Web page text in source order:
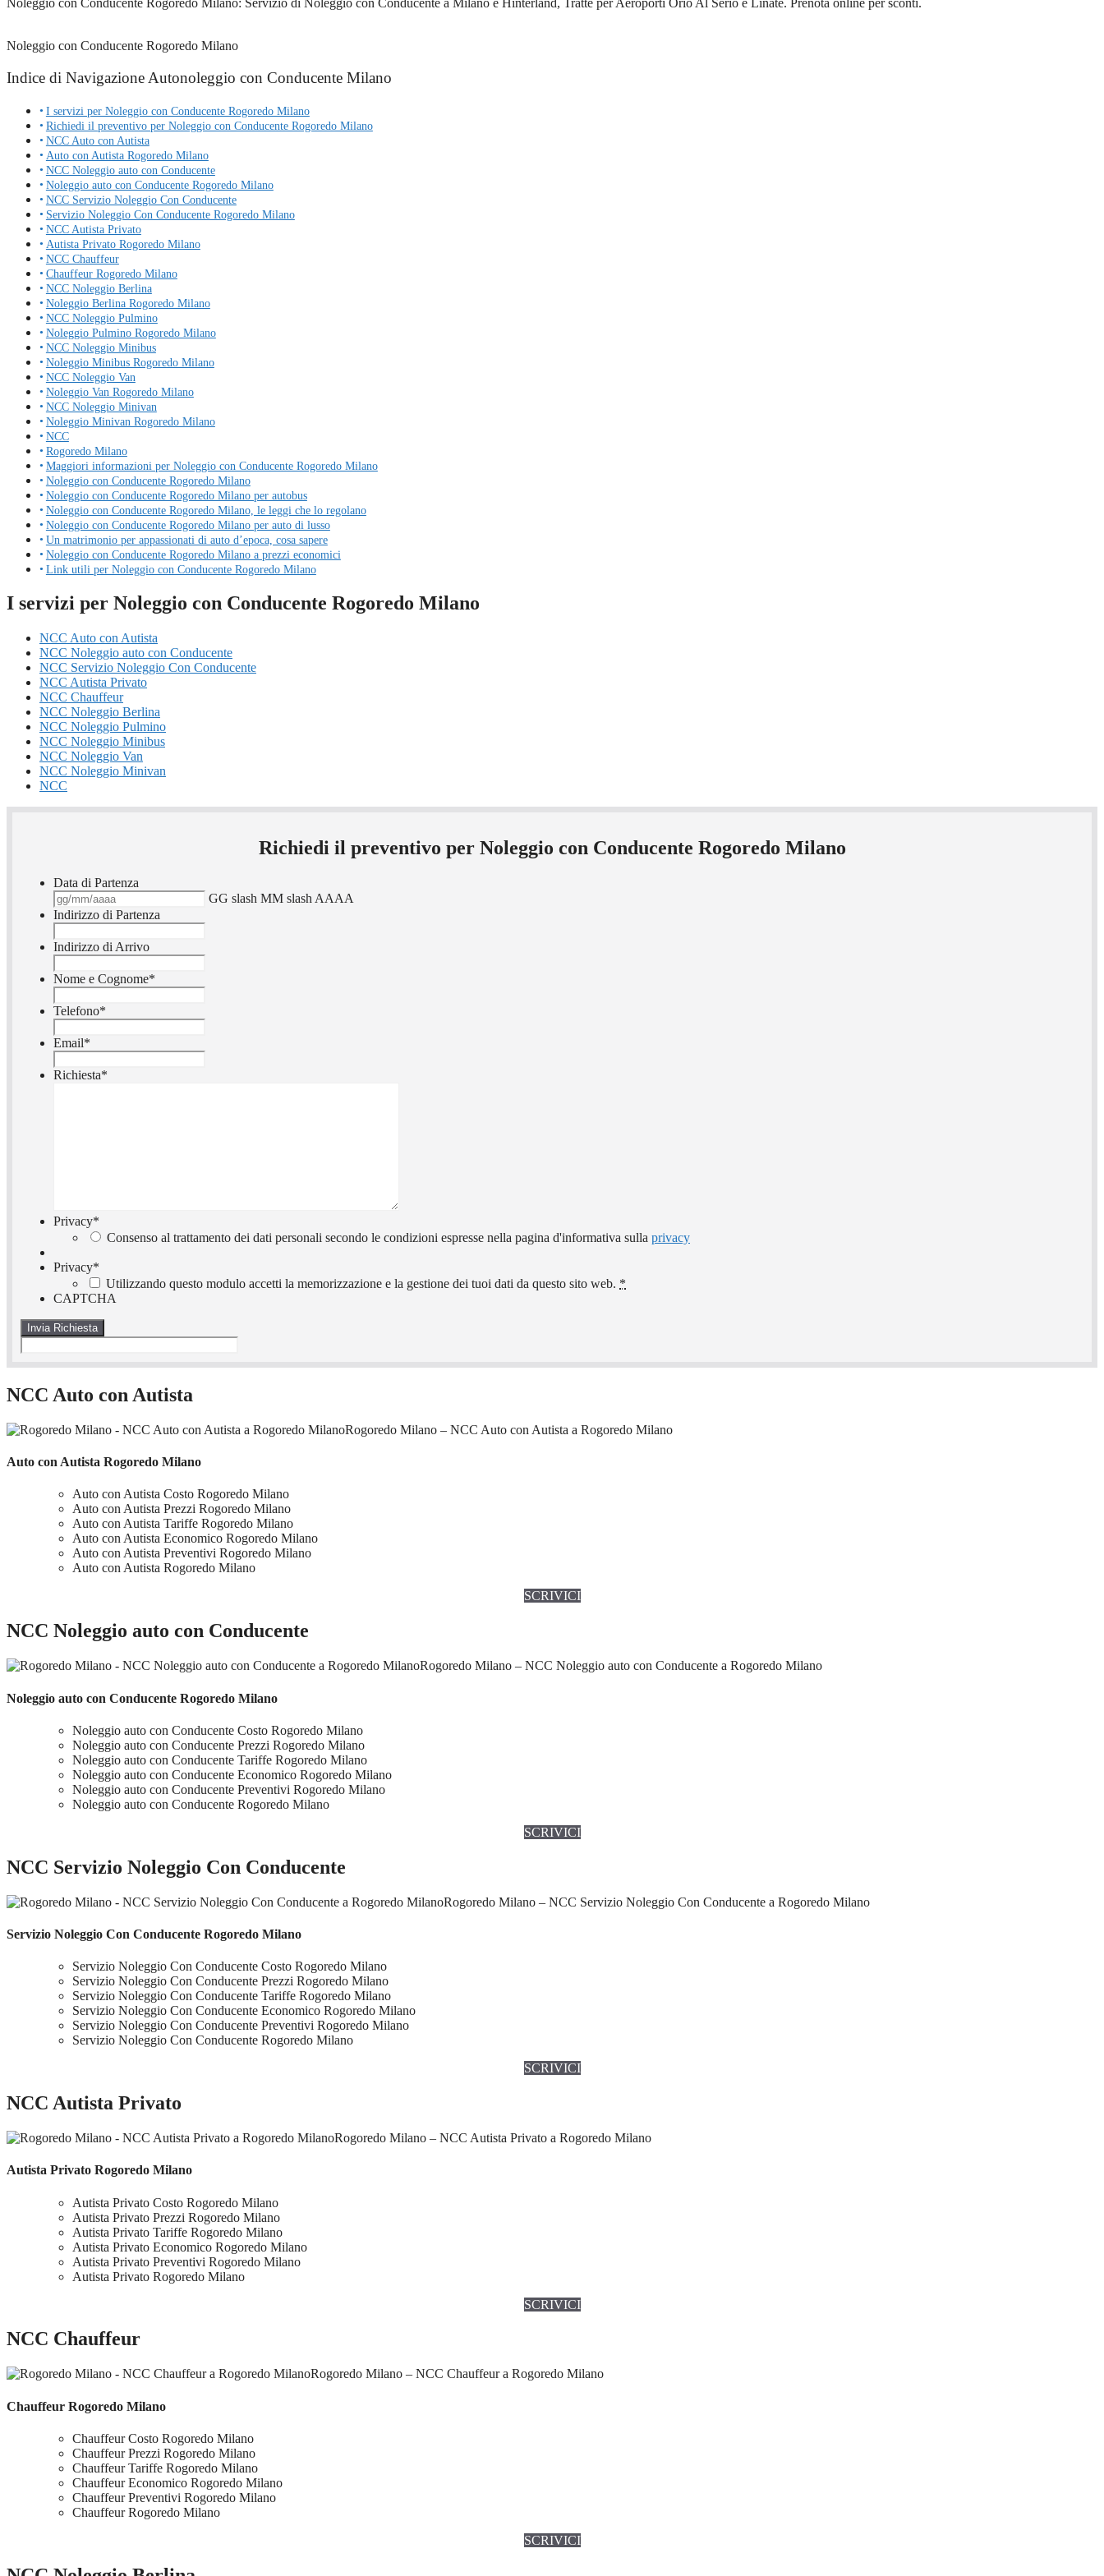
Noleggio con Conducente Rogoredo Milano: Servizio di Noleggio con Conducente a Milano e Hinterland, Tratte per Aeroporti Orio Al Serio e Linate. Prenota online per sconti.
Noleggio con Conducente Rogoredo Milano
Indice di Navigazione Autonoleggio con Conducente Milano
I servizi per Noleggio con Conducente Rogoredo Milano
Richiedi il preventivo per Noleggio con Conducente Rogoredo Milano
NCC Auto con Autista
Auto con Autista Rogoredo Milano
NCC Noleggio auto con Conducente
Noleggio auto con Conducente Rogoredo Milano
NCC Servizio Noleggio Con Conducente
Servizio Noleggio Con Conducente Rogoredo Milano
NCC Autista Privato
Autista Privato Rogoredo Milano
NCC Chauffeur
Chauffeur Rogoredo Milano
NCC Noleggio Berlina
Noleggio Berlina Rogoredo Milano
NCC Noleggio Pulmino
Noleggio Pulmino Rogoredo Milano
NCC Noleggio Minibus
Noleggio Minibus Rogoredo Milano
NCC Noleggio Van
Noleggio Van Rogoredo Milano
NCC Noleggio Minivan
Noleggio Minivan Rogoredo Milano
NCC
Rogoredo Milano
Maggiori informazioni per Noleggio con Conducente Rogoredo Milano
Noleggio con Conducente Rogoredo Milano
Noleggio con Conducente Rogoredo Milano per autobus
Noleggio con Conducente Rogoredo Milano, le leggi che lo regolano
Noleggio con Conducente Rogoredo Milano per auto di lusso
Un matrimonio per appassionati di auto d’epoca, cosa sapere
Noleggio con Conducente Rogoredo Milano a prezzi economici
Link utili per Noleggio con Conducente Rogoredo Milano
I servizi per Noleggio con Conducente Rogoredo Milano
NCC Auto con Autista
NCC Noleggio auto con Conducente
NCC Servizio Noleggio Con Conducente
NCC Autista Privato
NCC Chauffeur
NCC Noleggio Berlina
NCC Noleggio Pulmino
NCC Noleggio Minibus
NCC Noleggio Van
NCC Noleggio Minivan
NCC
Richiedi il preventivo per Noleggio con Conducente Rogoredo Milano
Data di Partenza
GG slash MM slash AAAA
Indirizzo di Partenza
Indirizzo di Arrivo
Nome e Cognome*
Telefono*
Email*
Richiesta*
Privacy*
Consenso al trattamento dei dati personali secondo le condizioni espresse nella pagina d'informativa sulla privacy
Privacy*
Utilizzando questo modulo accetti la memorizzazione e la gestione dei tuoi dati da questo sito web. *
CAPTCHA
NCC Auto con Autista
Rogoredo Milano – NCC Auto con Autista a Rogoredo Milano
Auto con Autista Rogoredo Milano
Auto con Autista Costo Rogoredo Milano
Auto con Autista Prezzi Rogoredo Milano
Auto con Autista Tariffe Rogoredo Milano
Auto con Autista Economico Rogoredo Milano
Auto con Autista Preventivi Rogoredo Milano
Auto con Autista Rogoredo Milano
SCRIVICI
NCC Noleggio auto con Conducente
Rogoredo Milano – NCC Noleggio auto con Conducente a Rogoredo Milano
Noleggio auto con Conducente Rogoredo Milano
Noleggio auto con Conducente Costo Rogoredo Milano
Noleggio auto con Conducente Prezzi Rogoredo Milano
Noleggio auto con Conducente Tariffe Rogoredo Milano
Noleggio auto con Conducente Economico Rogoredo Milano
Noleggio auto con Conducente Preventivi Rogoredo Milano
Noleggio auto con Conducente Rogoredo Milano
SCRIVICI
NCC Servizio Noleggio Con Conducente
Rogoredo Milano – NCC Servizio Noleggio Con Conducente a Rogoredo Milano
Servizio Noleggio Con Conducente Rogoredo Milano
Servizio Noleggio Con Conducente Costo Rogoredo Milano
Servizio Noleggio Con Conducente Prezzi Rogoredo Milano
Servizio Noleggio Con Conducente Tariffe Rogoredo Milano
Servizio Noleggio Con Conducente Economico Rogoredo Milano
Servizio Noleggio Con Conducente Preventivi Rogoredo Milano
Servizio Noleggio Con Conducente Rogoredo Milano
SCRIVICI
NCC Autista Privato
Rogoredo Milano – NCC Autista Privato a Rogoredo Milano
Autista Privato Rogoredo Milano
Autista Privato Costo Rogoredo Milano
Autista Privato Prezzi Rogoredo Milano
Autista Privato Tariffe Rogoredo Milano
Autista Privato Economico Rogoredo Milano
Autista Privato Preventivi Rogoredo Milano
Autista Privato Rogoredo Milano
SCRIVICI
NCC Chauffeur
Rogoredo Milano – NCC Chauffeur a Rogoredo Milano
Chauffeur Rogoredo Milano
Chauffeur Costo Rogoredo Milano
Chauffeur Prezzi Rogoredo Milano
Chauffeur Tariffe Rogoredo Milano
Chauffeur Economico Rogoredo Milano
Chauffeur Preventivi Rogoredo Milano
Chauffeur Rogoredo Milano
SCRIVICI